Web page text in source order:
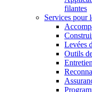
filantes
Services pour
Levées
Outils